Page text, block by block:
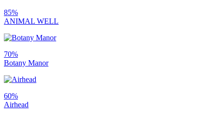
85%
ANIMAL WELL
70%
Botany Manor
60%
Airhead